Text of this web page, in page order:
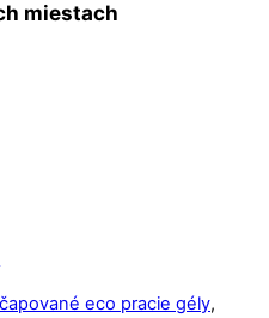
miestach
čapované eco pracie gély,